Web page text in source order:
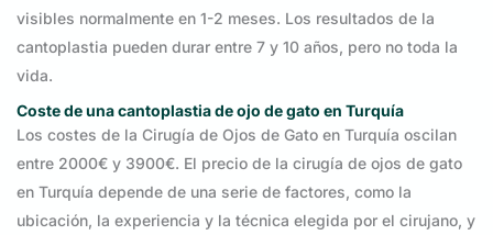
visibles normalmente en 1-2 meses. Los resultados de la
cantoplastia pueden durar entre 7 y 10 años, pero no toda la
vida.
Coste de una cantoplastia de ojo de gato en Turquía
Los costes de la Cirugía de Ojos de Gato en Turquía oscilan
entre 2000€ y 3900€. El precio de la cirugía de ojos de gato
en Turquía depende de una serie de factores, como la
ubicación, la experiencia y la técnica elegida por el cirujano, y